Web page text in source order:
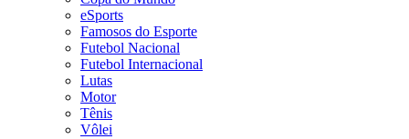
eSports
Famosos do Esporte
Futebol Nacional
Futebol Internacional
Lutas
Motor
Tênis
Vôlei